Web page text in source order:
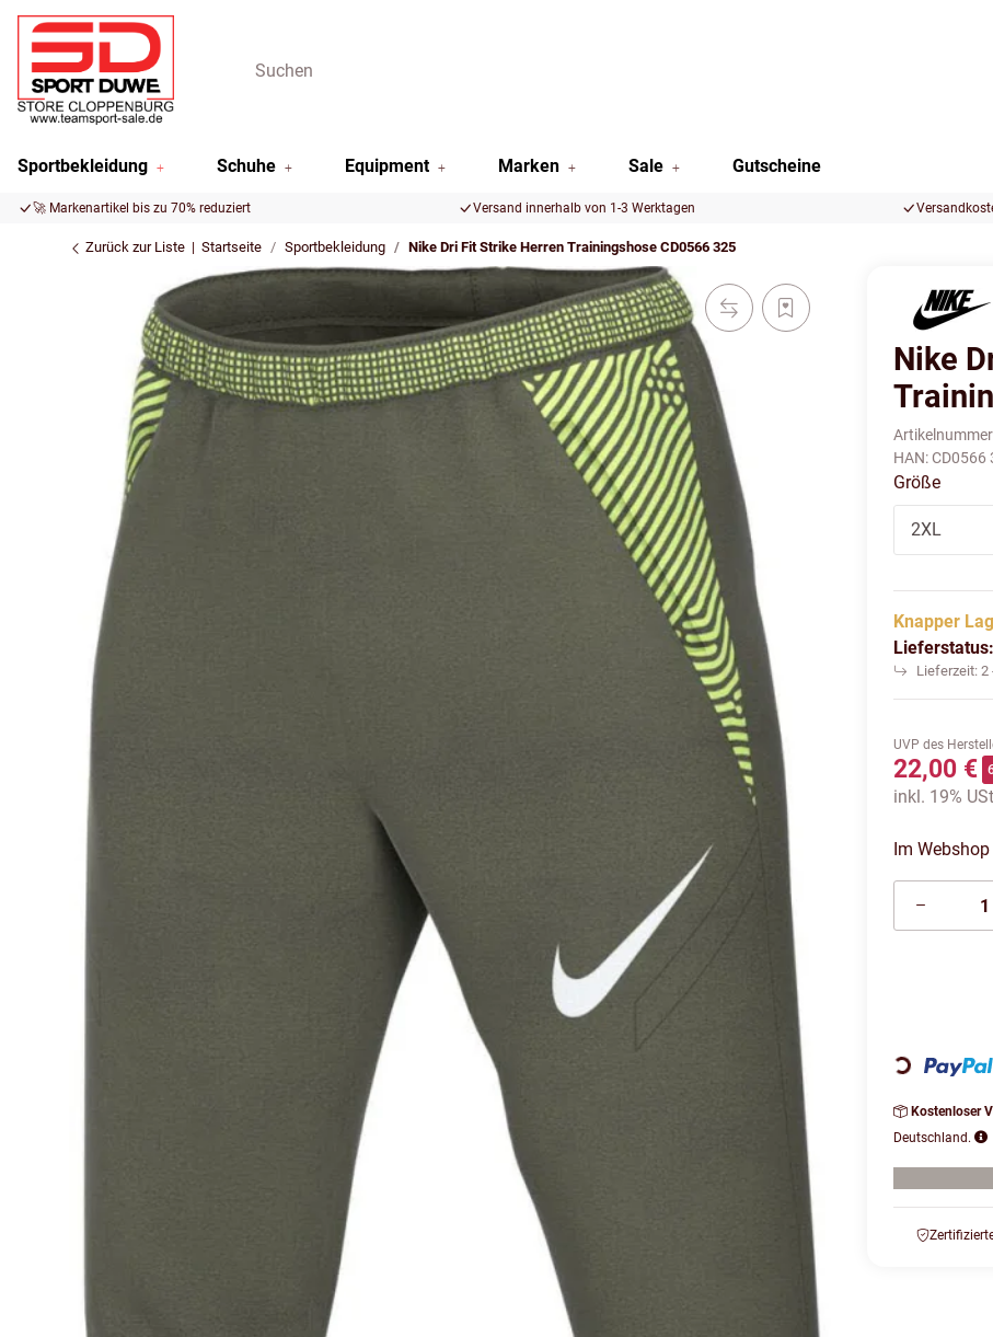
Sportbekleidung Schuhe Equipment Marken Sale Gutscheine
🚀 Markenartikel bis zu 70% reduziert Versand innerhalb von 1-3 Werktagen
Zurück zur Liste Startseite Sportbekleidung Nike Dri Fit Strike Herren Trainingshose CD0566 325
Nike
HAN:CD0566
Größe
2XL
Knapper
Lieferzeit:2
UVP des
22,00 €
inkl. 19%
Im
Loading...
Kostenloser
Deutschland.